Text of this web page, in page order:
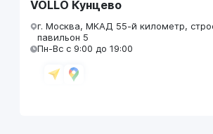
VOLLO Кунцево
г. Москва, МКАД 55-й километр,
павильон 5
Пн-Вс с 9:00 до 19:00